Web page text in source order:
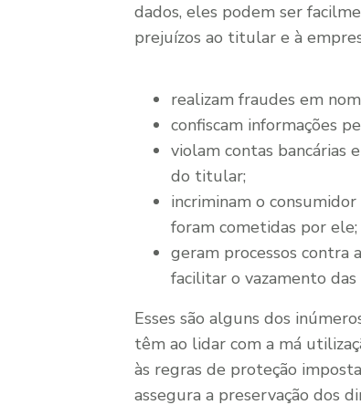
dados, eles podem ser
prejuízos ao titular e à
realizam fraudes em
confiscam informações
violam contas bancárias
do titular;
incriminam o
foram cometidas por ele;
geram processos contra
facilitar o vazamento das
Esses são alguns dos
têm ao lidar com a má
às regras de proteção
assegura a preservação dos